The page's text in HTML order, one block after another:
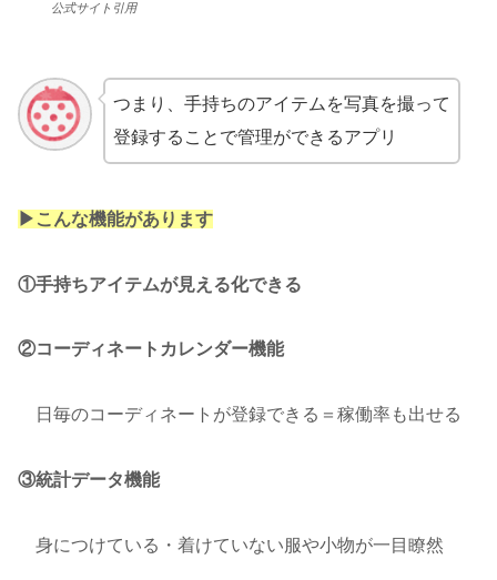
公式サイト引用
つまり、手持ちのアイテムを写真を撮って
登録することで管理ができるアプリ
▶︎こんな機能があります
①手持ちアイテムが見える化できる
②コーディネートカレンダー機能
日毎のコーディネートが登録できる＝稼働率も出せる
③統計データ機能
身につけている・着けていない服や小物が一目瞭然